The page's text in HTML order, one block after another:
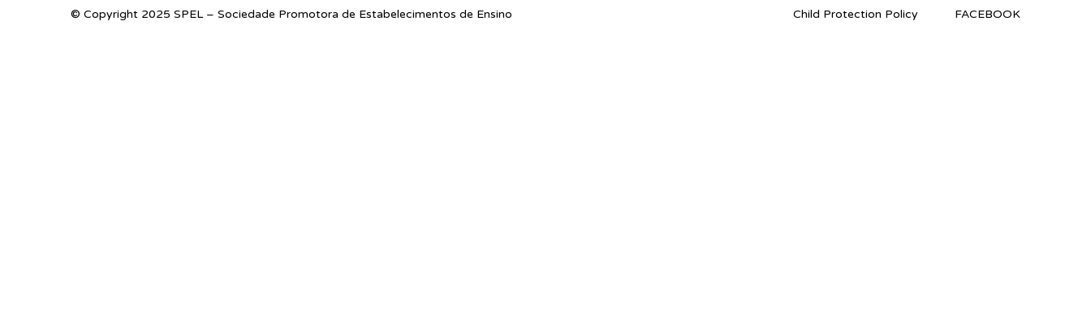
© Copyright 2025 SPEL – Sociedade Promotora de Estabelecimentos de Ensino FACEBOOK
Child Protection Policy